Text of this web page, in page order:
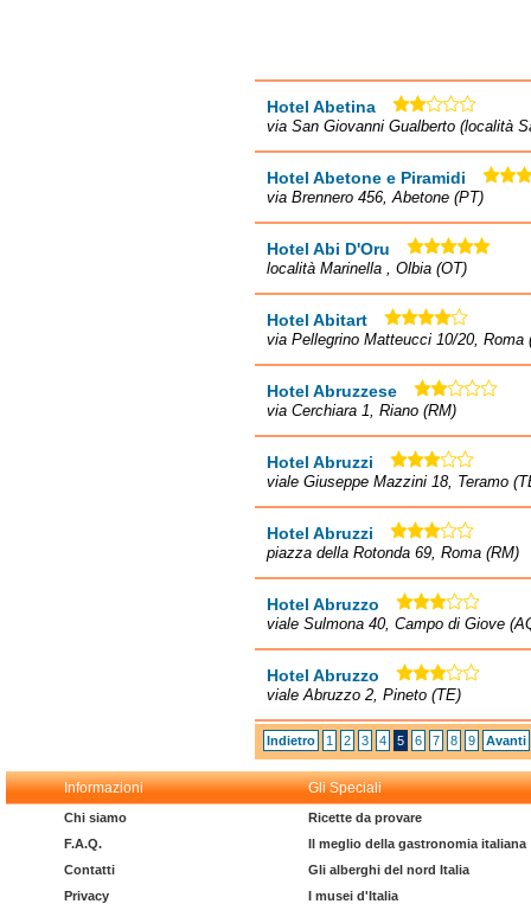
Hotel Abetina
via San Giovanni Gualberto (località
Hotel Abetone e Piramidi
via Brennero 456, Abetone (PT)
Hotel Abi D'Oru
località Marinella , Olbia (OT)
Hotel Abitart
via Pellegrino Matteucci 10/20, Roma
Hotel Abruzzese
via Cerchiara 1, Riano (RM)
Hotel Abruzzi
viale Giuseppe Mazzini 18, Teramo
Hotel Abruzzi
piazza della Rotonda 69, Roma (RM)
Hotel Abruzzo
viale Sulmona 40, Campo di Giove
Hotel Abruzzo
viale Abruzzo 2, Pineto (TE)
Indietro 1 2 3 4 5 6 7 8 9 Avanti
Informazioni Gli Speciali
Chi siamo
F.A.Q.
Contatti
Privacy
Ricette da provare
Il meglio della gastronomia italiana
Gli alberghi del nord Italia
I musei d'Italia